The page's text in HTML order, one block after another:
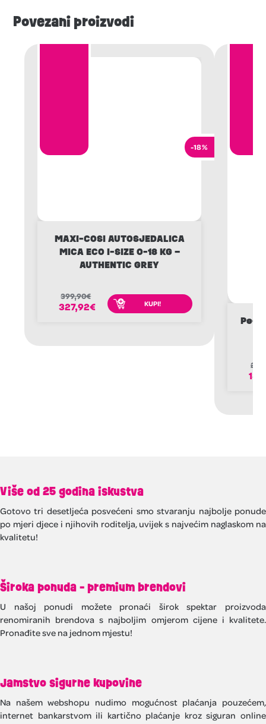
Povezani proizvodi
-18%
MAXI-COSI AUTOSJEDALICA
MICA ECO I-SIZE 0-18 KG –
AUTHENTIC GREY
399,90€
327,92€ KUPI!
Peg
Više od 25 godina iskustva
Gotovo tri desetljeća posvećeni smo stvaranju najbolje ponude
po mjeri djece i njihovih roditelja, uvijek s najvećim naglaskom na
kvalitetu!
Široka ponuda - premium brendovi
U našoj ponudi možete pronaći širok spektar proizvoda
renomiranih brendova s najboljim omjerom cijene i kvalitete.
Pronađite sve na jednom mjestu!
Jamstvo sigurne kupovine
Na našem webshopu nudimo mogućnost plaćanja pouzećem,
internet bankarstvom ili kartično plaćanje kroz siguran online